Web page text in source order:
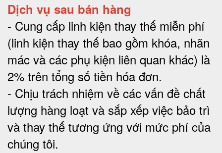
Dịch vụ sau bán hàng
- Cung cấp linh kiện thay thế miễn phí
(linh kiện thay thế bao gồm khóa, nhãn
mác và các phụ kiện liên quan khác) là
2% trên tổng số tiền hóa đơn.
- Chịu trách nhiệm về các vấn đề chất
lượng hàng loạt và sắp xếp việc bảo trì
và thay thế tương ứng với mức phí của
chúng tôi.